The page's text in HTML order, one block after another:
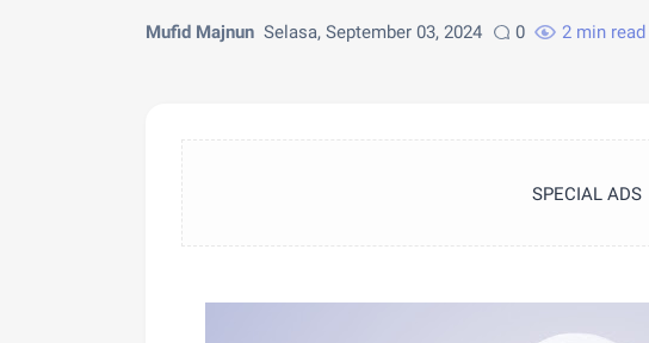
Mufid Majnun Selasa, September 03, 2024 0 2 min read
SPECIAL ADS